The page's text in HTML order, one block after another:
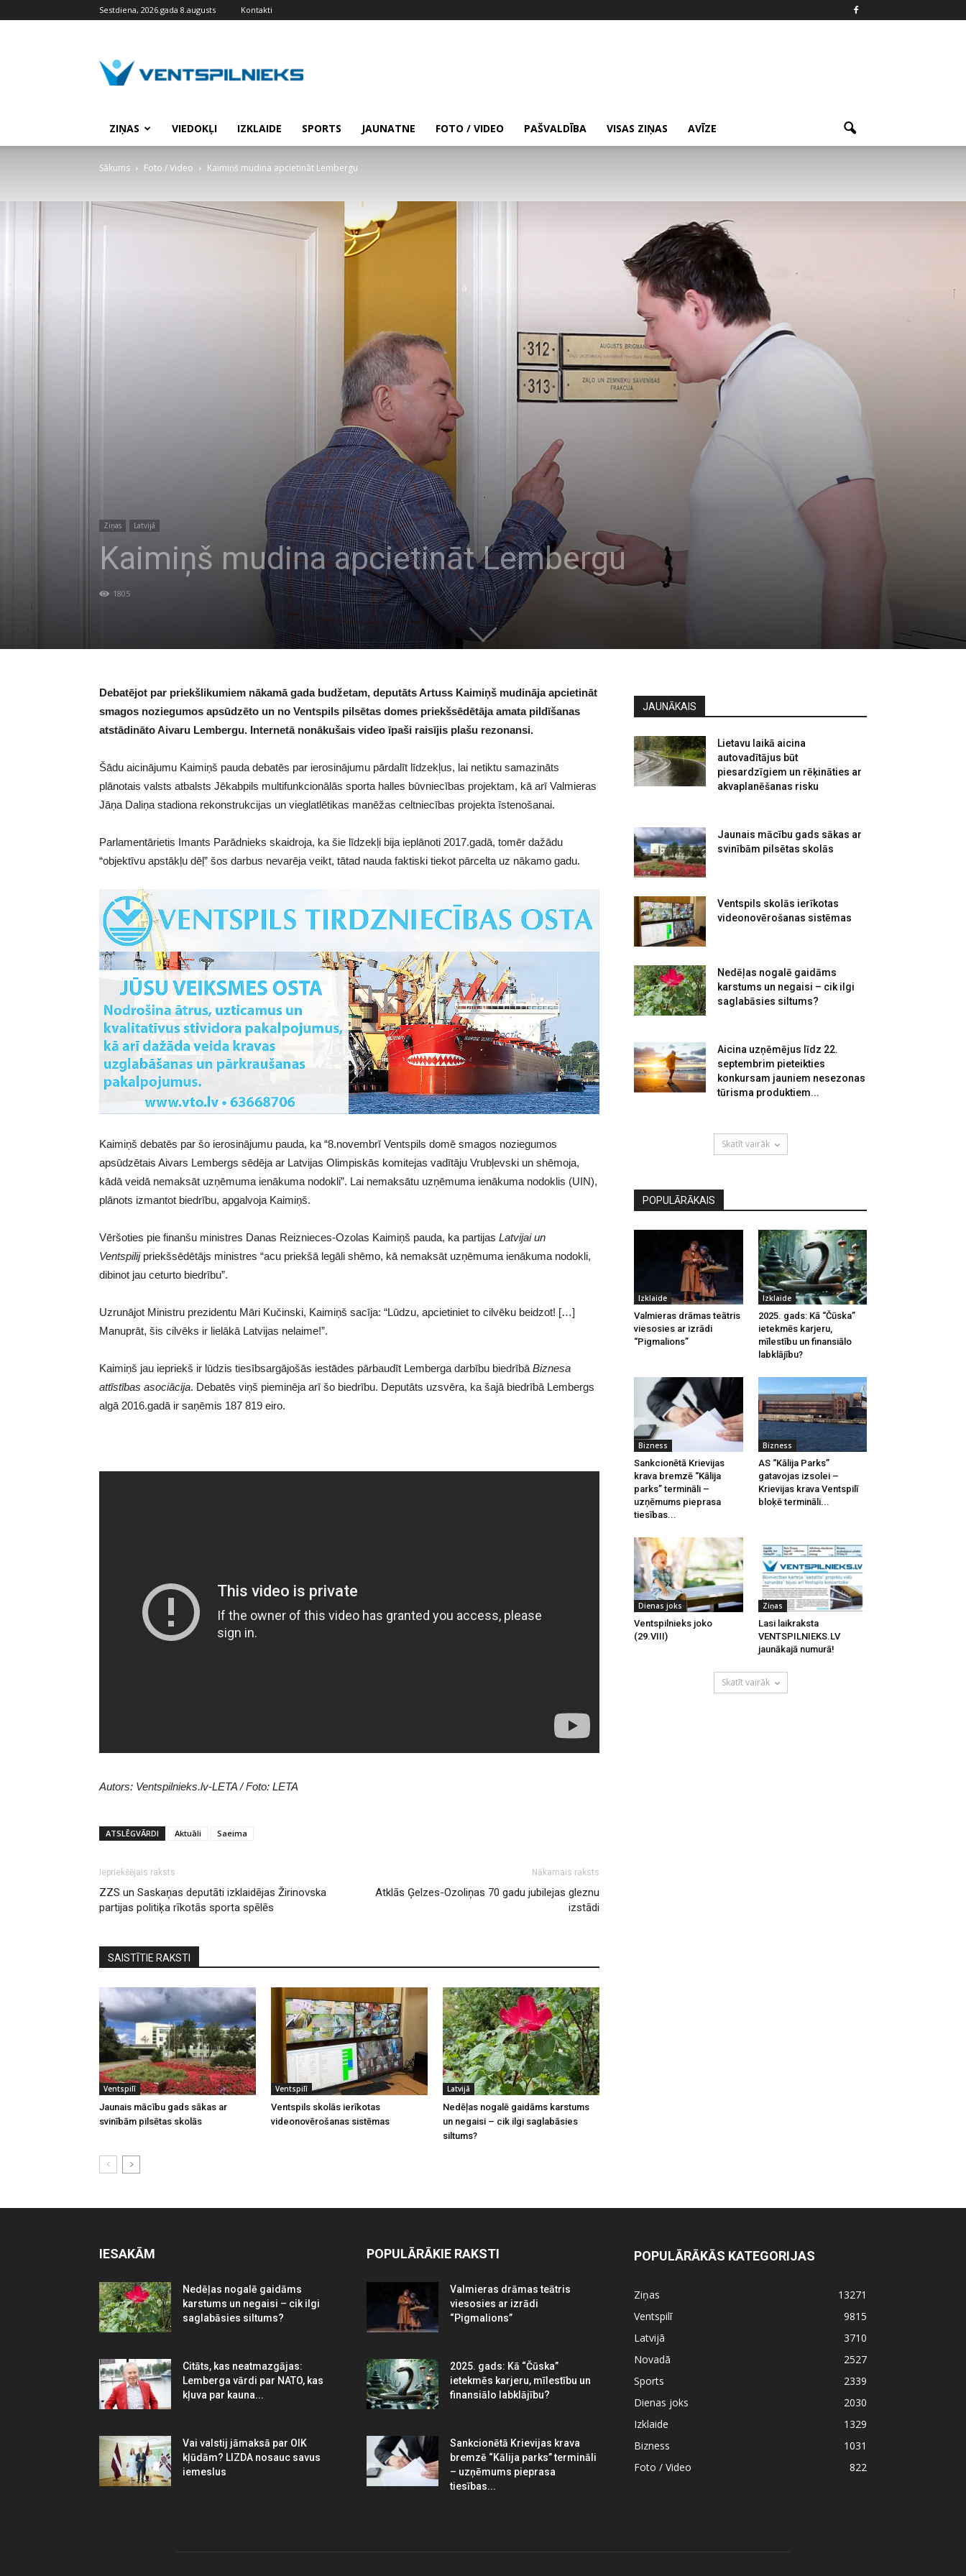
Sestdiena, 2026.gada 8.augusts Kontakti
ZIŅAS VIEDOKĻI IZKLAIDE SPORTS JAUNATNE FOTO / VIDEO PAŠVALDĪBA VISAS ZIŅAS AVĪZE
Sākums Foto / Video Kaimiņš mudina apcietināt Lembergu
Ziņas Latvijā
Kaimiņš mudina apcietināt Lembergu
1805
Debatējot par priekšlikumiem nākamā gada budžetam, deputāts Artuss Kaimiņš mudināja apcietināt
smagos noziegumos apsūdzēto un no Ventspils pilsētas domes priekšsēdētāja amata pildīšanas
atstādināto Aivaru Lembergu. Internetā nonākušais video īpaši raisījis plašu rezonansi.
Šādu aicinājumu Kaimiņš pauda debatēs par ierosinājumu pārdalīt līdzekļus, lai netiktu samazināts
plānotais valsts atbalsts Jēkabpils multifunkcionālās sporta halles būvniecības projektam, kā arī Valmieras
Jāņa Daliņa stadiona rekonstrukcijas un vieglatlētikas manēžas celtniecības projekta īstenošanai.
Parlamentārietis Imants Parādnieks skaidroja, ka šie līdzekļi bija ieplānoti 2017.gadā, tomēr dažādu
“objektīvu apstākļu dēļ” šos darbus nevarēja veikt, tātad nauda faktiski tiekot pārcelta uz nākamo gadu.
Kaimiņš debatēs par šo ierosinājumu pauda, ka “8.novembrī Ventspils domē smagos noziegumos
apsūdzētais Aivars Lembergs sēdēja ar Latvijas Olimpiskās komitejas vadītāju Vrubļevski un shēmoja,
kādā veidā nemaksāt uzņēmuma ienākuma nodokli”. Lai nemaksātu uzņēmuma ienākuma nodoklis (UIN),
plānots izmantot biedrību, apgalvoja Kaimiņš.
Vēršoties pie finanšu ministres Danas Reiznieces-Ozolas Kaimiņš pauda, ka partijas Latvijai un
Ventspilijpriekšsēdētājs ministres “acu priekšā legāli shēmo, kā nemaksāt uzņēmuma ienākuma nodokli,
dibinot jau ceturto biedrību”.
Uzrunājot Ministru prezidentu Māri Kučinski, Kaimiņš sacīja: “Lūdzu, apcietiniet to cilvēku beidzot! […]
Manuprāt, šis cilvēks ir lielākā Latvijas nelaime!”.
Kaimiņš jau iepriekš ir lūdzis tiesībsargājošās iestādes pārbaudīt Lemberga darbību biedrībā Biznesa
attīstības asociācija. Debatēs viņš pieminēja arī šo biedrību. Deputāts uzsvēra, ka šajā biedrībā Lembergs
algā 2016.gadā ir saņēmis 187 819 eiro.
Autors: Ventspilnieks.lv-LETA / Foto: LETA
ATSLĒGVĀRDI Aktuāli Saeima
Iepriekšējais raksts
ZZS un Saskaņas deputāti izklaidējas Žirinovska
partijas politiķa rīkotās sporta spēlēs
Nākamais raksts
Atklās Ģelzes-Ozoliņas 70 gadu jubilejas gleznu
izstādi
SAISTĪTIE RAKSTI
Ventspilī
Jaunais mācību gads sākas ar
svinībām pilsētas skolās
Ventspilī
Ventspils skolās ierīkotas
videonovērošanas sistēmas
Latvijā
Nedēļas nogalē gaidāms karstums
un negaisi – cik ilgi saglabāsies
siltums?
JAUNĀKAIS
Lietavu laikā aicina
autovadītājus būt
piesardzīgiem un rēķināties ar
akvaplanēšanas risku
Jaunais mācību gads sākas ar
svinībām pilsētas skolās
Ventspils skolās ierīkotas
videonovērošanas sistēmas
Nedēļas nogalē gaidāms
karstums un negaisi – cik ilgi
saglabāsies siltums?
Aicina uzņēmējus līdz 22.
septembrim pieteikties
konkursam jauniem nesezonas
tūrisma produktiem...
Skatīt vairāk
POPULĀRĀKAIS
Izklaide
Valmieras drāmas teātris
viesosies ar izrādi
“Pigmalions”
Izklaide
2025. gads: Kā “Čūska”
ietekmēs karjeru,
mīlestību un finansiālo
labklājību?
Bizness
Sankcionētā Krievijas
krava bremzē “Kālija
parks” termināli –
uzņēmums pieprasa
tiesības...
Bizness
AS “Kālija Parks”
gatavojas izsolei –
Krievijas krava Ventspilī
bloķē termināli...
Dienas joks
Ventspilnieks joko
(29.VIII)
Ziņas
Lasi laikraksta
VENTSPILNIEKS.LV
jaunākajā numurā!
Skatīt vairāk
IESAKĀM
Nedēļas nogalē gaidāms
karstums un negaisi – cik ilgi
saglabāsies siltums?
Citāts, kas neatmazgājas:
Lemberga vārdi par NATO, kas
kļuva par kauna...
Vai valstij jāmaksā par OIK
kļūdām? LIZDA nosauc savus
iemeslus
POPULĀRĀKIE RAKSTI
Valmieras drāmas teātris
viesosies ar izrādi
“Pigmalions”
2025. gads: Kā “Čūska”
ietekmēs karjeru, mīlestību un
finansiālo labklājību?
Sankcionētā Krievijas krava
bremzē “Kālija parks” termināli
– uzņēmums pieprasa
tiesības...
POPULĀRĀKĀS KATEGORIJAS
Ziņas
13271
Ventspilī
9815
Latvijā
3710
Novadā
2527
Sports
2339
Dienas joks
2030
Izklaide
1329
Bizness
1031
Foto / Video
822